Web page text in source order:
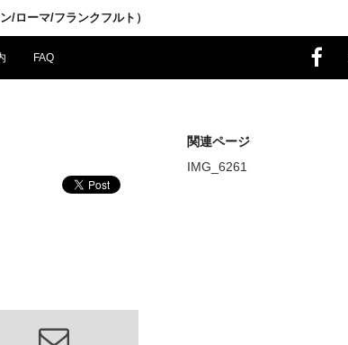
/ローマ/フランクフルト）
FAQ
関連ページ
IMG_6261